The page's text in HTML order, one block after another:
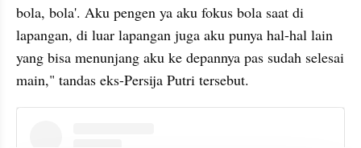
bola, bola'. Aku pengen ya aku fokus bola saat di
lapangan, di luar lapangan juga aku punya hal-hal lain
yang bisa menunjang aku ke depannya pas sudah selesai
main," tandas eks-Persija Putri tersebut.